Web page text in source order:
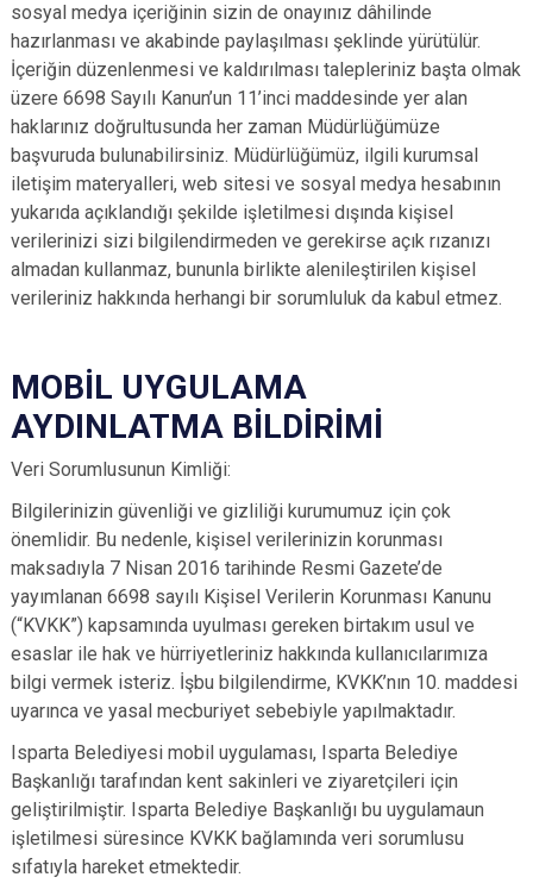
sosyal medya içeriğinin sizin de onayınız dâhilinde
hazırlanması ve akabinde paylaşılması şeklinde yürütülür.
İçeriğin düzenlenmesi ve kaldırılması talepleriniz başta olmak
üzere 6698 Sayılı Kanun’un 11’inci maddesinde yer alan
haklarınız doğrultusunda her zaman Müdürlüğümüze
başvuruda bulunabilirsiniz. Müdürlüğümüz, ilgili kurumsal
iletişim materyalleri, web sitesi ve sosyal medya hesabının
yukarıda açıklandığı şekilde işletilmesi dışında kişisel
verilerinizi sizi bilgilendirmeden ve gerekirse açık rızanızı
almadan kullanmaz, bununla birlikte alenileştirilen kişisel
verileriniz hakkında herhangi bir sorumluluk da kabul etmez.
MOBİL UYGULAMA
AYDINLATMA BİLDİRİMİ
Veri Sorumlusunun Kimliği:
Bilgilerinizin güvenliği ve gizliliği kurumumuz için çok
önemlidir. Bu nedenle, kişisel verilerinizin korunması
maksadıyla 7 Nisan 2016 tarihinde Resmi Gazete’de
yayımlanan 6698 sayılı Kişisel Verilerin Korunması Kanunu
(“KVKK”) kapsamında uyulması gereken birtakım usul ve
esaslar ile hak ve hürriyetleriniz hakkında kullanıcılarımıza
bilgi vermek isteriz. İşbu bilgilendirme, KVKK’nın 10. maddesi
uyarınca ve yasal mecburiyet sebebiyle yapılmaktadır.
Isparta Belediyesi mobil uygulaması, Isparta Belediye
Başkanlığı tarafından kent sakinleri ve ziyaretçileri için
geliştirilmiştir. Isparta Belediye Başkanlığı bu uygulamaun
işletilmesi süresince KVKK bağlamında veri sorumlusu
sıfatıyla hareket etmektedir.